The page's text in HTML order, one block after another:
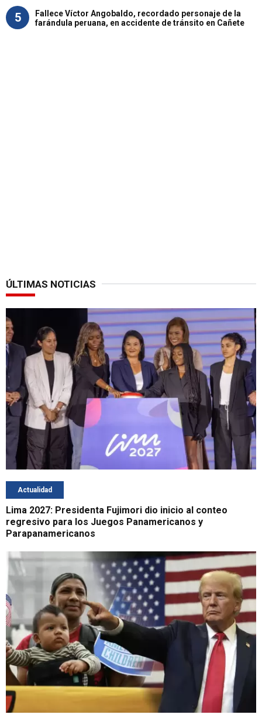
5
Fallece Víctor Angobaldo, recordado personaje de la
farándula peruana, en accidente de tránsito en Cañete
ÚLTIMAS NOTICIAS
Actualidad
Lima 2027: Presidenta Fujimori dio inicio al conteo
regresivo para los Juegos Panamericanos y
Parapanamericanos